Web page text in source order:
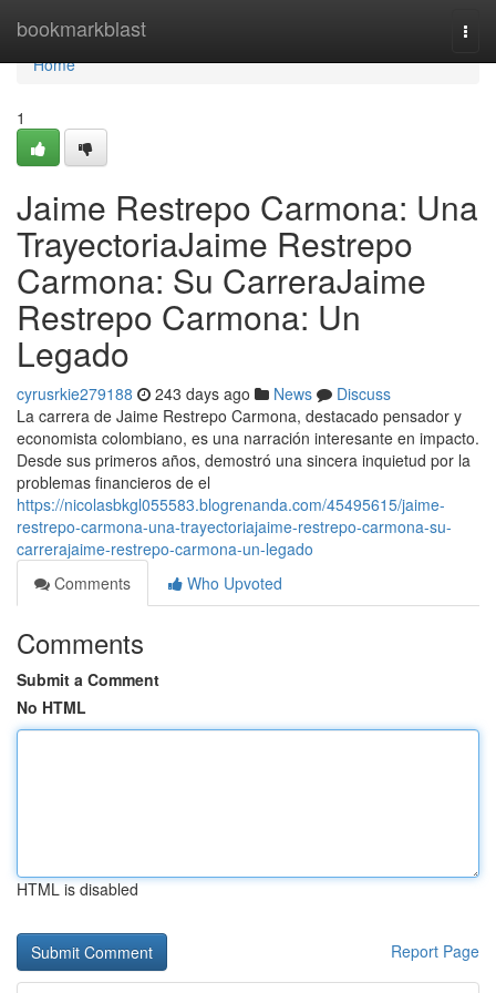
bookmarkblast
Home
Home
1
Jaime Restrepo Carmona: Una
TrayectoriaJaime Restrepo
Carmona: Su CarreraJaime
Restrepo Carmona: Un
Legado
cyrusrkie279188 243 days ago News
Discuss
La carrera de Jaime Restrepo Carmona, destacado pensador y
economista colombiano, es una narración interesante en impacto.
Desde sus primeros años, demostró una sincera inquietud por la
problemas financieros de el
https://nicolasbkgl055583.blogrenanda.com/45495615/jaime-
restrepo-carmona-una-trayectoriajaime-restrepo-carmona-su-
carrerajaime-restrepo-carmona-un-legado
Comments
Who Upvoted
Comments
Submit a Comment
No HTML
HTML is disabled
Report Page